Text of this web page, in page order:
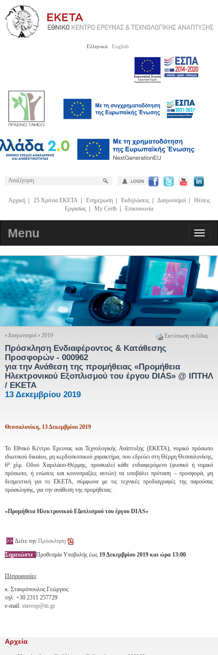
Ελληνικά English
Αρχική| 25 Χρόνια ΕΚΕΤΑ| Ενημέρωση| Εκδηλώσεις| Διαγωνισμοί| Θέσεις
Εργασίας
My Certh Επικοινωνία
Menu
Εκτύπωση σελίδας
›Διαγωνισμοί › 2019
Πρόσκληση Ενδιαφέροντος & Κατάθεσης
Προσφορών - 000962
για την Ανάθεση της προμήθειας «Προμήθεια
Ηλεκτρονικού Εξοπλισμού του έργου DIAS» @ ΙΠΤΗΛ
/ ΕΚΕΤΑ
13 Δεκεμβρίου 2019
Θεσσαλονίκη, 13 Δεκεμβρίου 2019
Το Εθνικό Κέντρο Έρευνας και Τεχνολογικής Ανάπτυξης (ΕΚΕΤΑ), νομικό πρόσωπο
ιδιωτικού δικαίου, μη κερδοσκοπικού χαρακτήρα, που εδρεύει στη Θέρμη Θεσσαλονίκης,
6ο χλμ. Οδού Χαριλάου-Θέρμης, προσκαλεί κάθε ενδιαφερόμενο (φυσικό ή νομικό
πρόσωπο, ή ενώσεις και κοινοπραξίες αυτών) να υποβάλει πρόταση – προσφορά, μη
δεσμευτική για το ΕΚΕΤΑ, σύμφωνα με τις τεχνικές προδιαγραφές της παρούσας
πρόσκλησης, για την ανάθεση της προμήθειας:
«Προμήθεια Ηλεκτρονικού Εξοπλισμού του έργου DIAS»
>> Δείτε την Πρόσκληση
Σημειώστε Προθεσμία Υποβολής έως 19 Δεκεμβρίου 2019 και ώρα 13:00
Πληροφορίες
κ. Σταυρόπουλος Γεώργιος
τηλ: +30 2311 257729
e-mail: stavrop@iti.gr
Αρχεία